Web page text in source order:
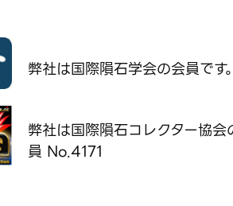
弊社は国際隕石学会の会員です
弊社は国際隕石コレクター協会
員 No.4171